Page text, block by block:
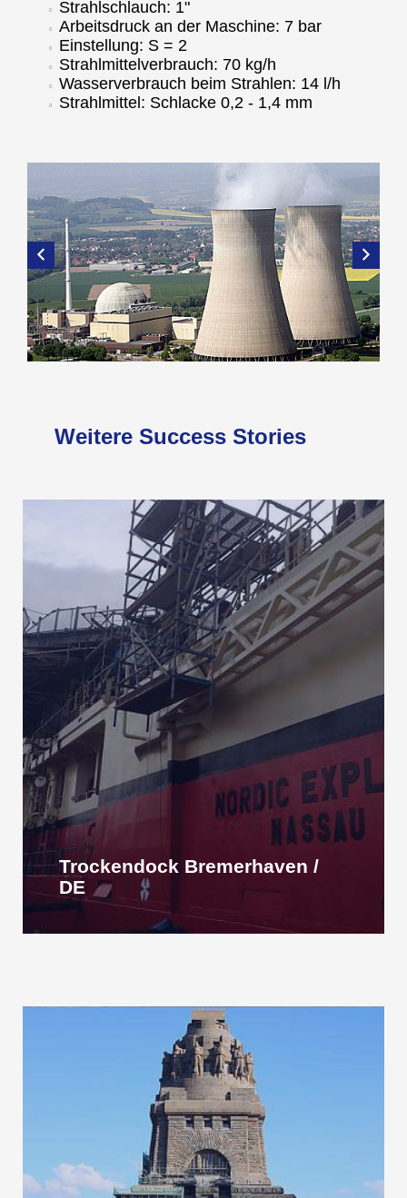
Strahlschlauch: 1"
Arbeitsdruck an der Maschine: 7 bar
Einstellung: S = 2
Strahlmittelverbrauch: 70 kg/h
Wasserverbrauch beim Strahlen: 14 l/h
Strahlmittel: Schlacke 0,2 - 1,4 mm
Weitere Success Stories
Trockendock Bremerhaven /
DE